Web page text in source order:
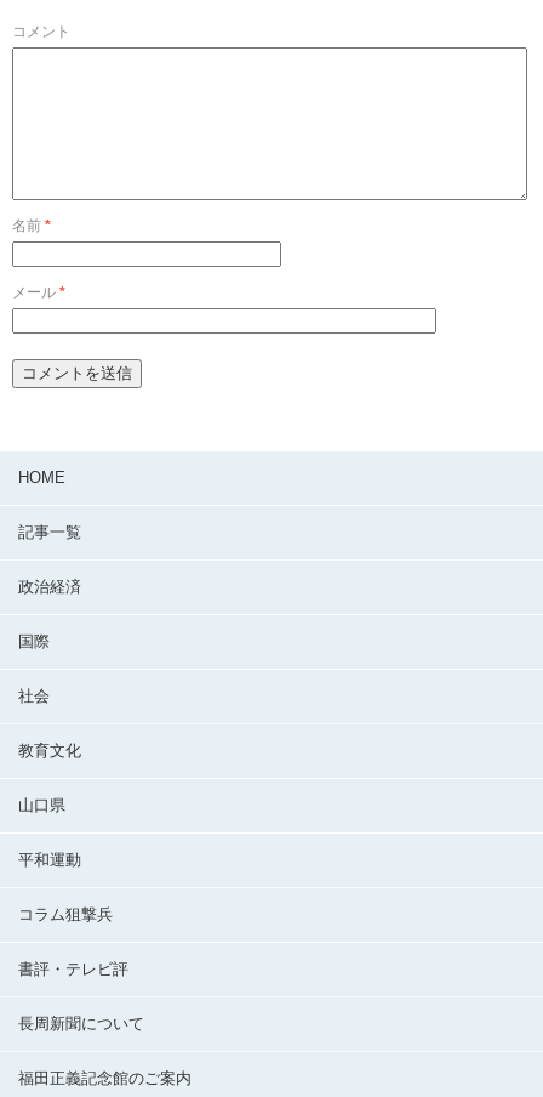
コメント
名前 *
メール *
HOME
記事一覧
政治経済
国際
社会
教育文化
山口県
平和運動
コラム狙撃兵
書評・テレビ評
長周新聞について
福田正義記念館のご案内